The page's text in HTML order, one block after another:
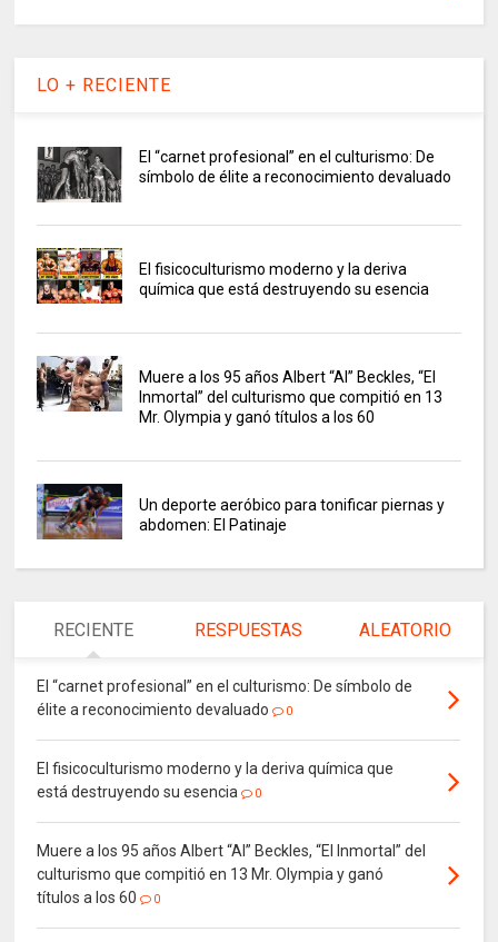
LO + RECIENTE
El “carnet profesional” en el culturismo: De
símbolo de élite a reconocimiento devaluado
El fisicoculturismo moderno y la deriva
química que está destruyendo su esencia
Muere a los 95 años Albert “Al” Beckles, “El
Inmortal” del culturismo que compitió en 13
Mr. Olympia y ganó títulos a los 60
Un deporte aeróbico para tonificar piernas y
abdomen: El Patinaje
RECIENTE RESPUESTAS ALEATORIO
El “carnet profesional” en el culturismo: De símbolo de
élite a reconocimiento devaluado
0
El fisicoculturismo moderno y la deriva química que
está destruyendo su esencia
0
Muere a los 95 años Albert “Al” Beckles, “El Inmortal” del
culturismo que compitió en 13 Mr. Olympia y ganó
títulos a los 60
0